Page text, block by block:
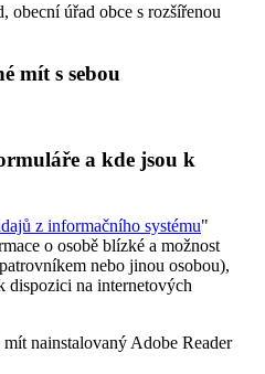
obecní úřad obce s rozšířenou
mít s sebou
a kde jsou k
z informačního systému"
o osobě blízké a možnost
nebo jinou osobou),
dispozici na internetových
nainstalovaný Adobe Reader